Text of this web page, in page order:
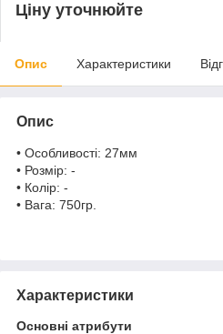
Ціну уточнюйте
Опис Характеристики
Опис
• Особливості: 27мм
• Розмір: -
• Колір: -
• Вага: 750гр.
Характеристики
Основні атрибути